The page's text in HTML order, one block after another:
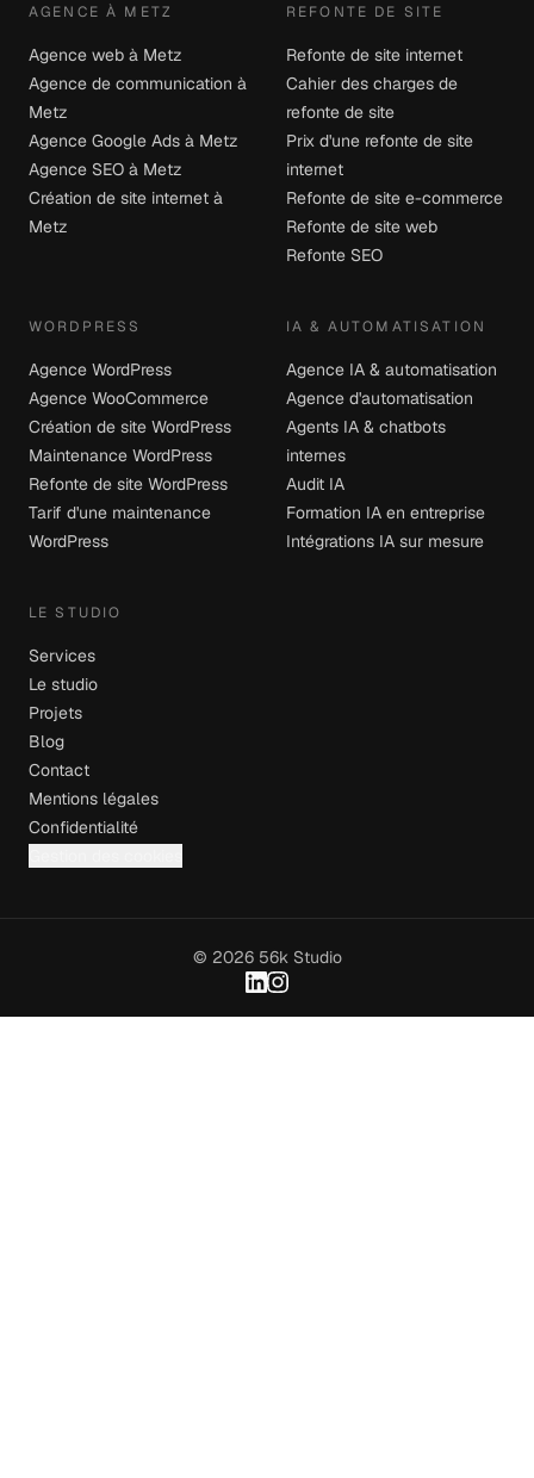
AGENCE À METZ
Agence web à Metz
Agence de communication à
Metz
Agence Google Ads à Metz
Agence SEO à Metz
Création de site internet à
Metz
REFONTE DE SITE
Refonte de site internet
Cahier des charges de
refonte de site
Prix d'une refonte de site
internet
Refonte de site e-commerce
Refonte de site web
Refonte SEO
WORDPRESS
Agence WordPress
Agence WooCommerce
Création de site WordPress
Maintenance WordPress
Refonte de site WordPress
Tarif d'une maintenance
WordPress
IA & AUTOMATISATION
Agence IA & automatisation
Agence d'automatisation
Agents IA & chatbots
internes
Audit IA
Formation IA en entreprise
Intégrations IA sur mesure
LE STUDIO
Services
Le studio
Projets
Blog
Contact
Mentions légales
Confidentialité
© 2026 56k Studio